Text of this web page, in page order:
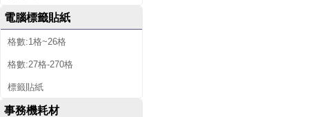
電腦標籤貼紙
格數:1格~26格
格數:27格-270格
標籤貼紙
事務機耗材